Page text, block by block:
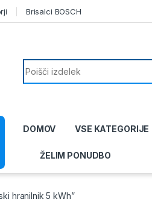
Brisalci BOSCH
Search for:
DOMOV VSE KATEGORIJE
ŽELIM PONUDBO
hranilnik 5 kWh”